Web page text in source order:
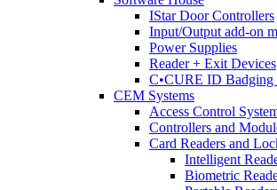
IStar Door Controllers
Input/Output add-on
Power Supplies
Reader + Exit Devices
C•CURE ID Badging
CEM Systems
Access Control
Controllers and
Card Readers and
Intelligent
Biometric